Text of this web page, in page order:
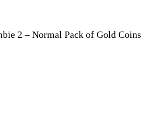
2 – Normal Pack of Gold Coins